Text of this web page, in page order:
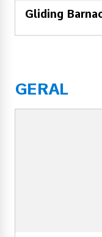
Gliding
GERAL